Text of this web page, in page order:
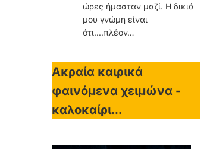
ώρες ήμασταν μαζί. Η δικιά
μου γνώμη είναι
ότι....πλέον…
Ακραία καιρικά
φαινόμενα χειμώνα -
καλοκαίρι...